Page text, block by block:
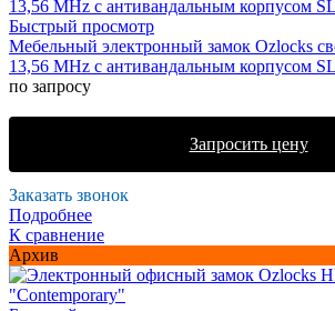
Быстрый просмотр
Мебельный электронный замок Ozlocks
13,56 MHz с антивандальным корпусом
по запросу
Запросить цену
Заказать звонок
Подробнее
К сравнение
Архив